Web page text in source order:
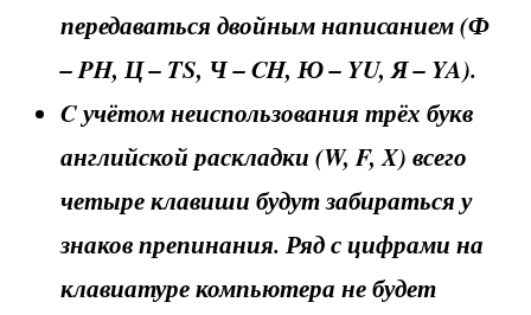
передаваться двойным написанием (Ф
– PH, Ц – TS, Ч – CH, Ю – YU, Я – YA).
C учётом неиспользования трёх букв
английской раскладки (W, F, X) всего
четыре клавиши будут забираться у
знаков препинания. Ряд с цифрами на
клавиатуре компьютера не будет